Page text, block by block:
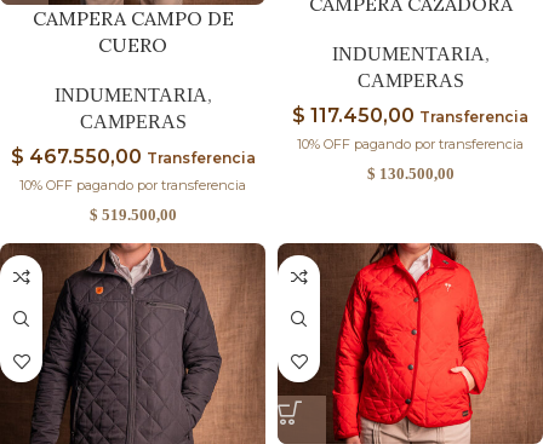
CAMPERA CAMPO DE
CUERO
INDUMENTARIA,
CAMPERAS
$ 467.550,00 Transferencia
10% OFF pagando por transferencia
$ 519.500,00
INDUMENTARIA,
CAMPERAS
$ 117.450,00 Transferencia
10% OFF pagando por transferencia
$ 130.500,00